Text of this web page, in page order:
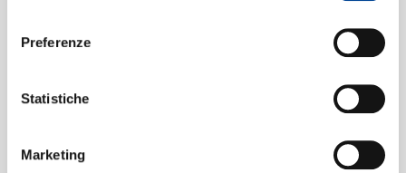
Preferenze
Statistiche
Marketing